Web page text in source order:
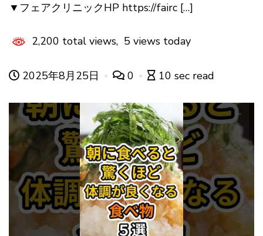
▼フェアクリニックHP https://fairc […]
2,200 total views, 5 views today
2025年8月25日 0 10 sec read